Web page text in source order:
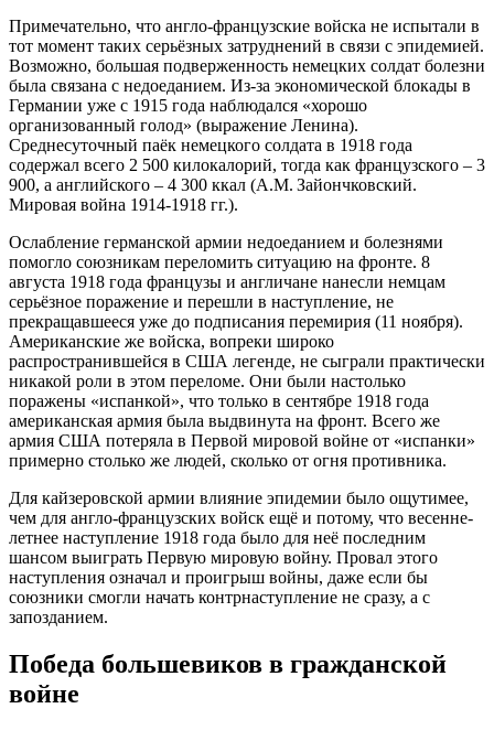
Примечательно, что англо-французские войска не испытали в
тот момент таких серьёзных затруднений в связи с эпидемией.
Возможно, большая подверженность немецких солдат болезни
была связана с недоеданием. Из-за экономической блокады в
Германии уже с 1915 года наблюдался «хорошо
организованный голод» (выражение Ленина).
Среднесуточный паёк немецкого солдата в 1918 года
содержал всего 2 500 килокалорий, тогда как французского – 3
900, а английского – 4 300 ккал (А.М. Зайончковский.
Мировая война 1914-1918 гг.).
Ослабление германской армии недоеданием и болезнями
помогло союзникам переломить ситуацию на фронте. 8
августа 1918 года французы и англичане нанесли немцам
серьёзное поражение и перешли в наступление, не
прекращавшееся уже до подписания перемирия (11 ноября).
Американские же войска, вопреки широко
распространившейся в США легенде, не сыграли практически
никакой роли в этом переломе. Они были настолько
поражены «испанкой», что только в сентябре 1918 года
американская армия была выдвинута на фронт. Всего же
армия США потеряла в Первой мировой войне от «испанки»
примерно столько же людей, сколько от огня противника.
Для кайзеровской армии влияние эпидемии было ощутимее,
чем для англо-французских войск ещё и потому, что весенне-
летнее наступление 1918 года было для неё последним
шансом выиграть Первую мировую войну. Провал этого
наступления означал и проигрыш войны, даже если бы
союзники смогли начать контрнаступление не сразу, а с
запозданием.
Победа большевиков в гражданской
войне